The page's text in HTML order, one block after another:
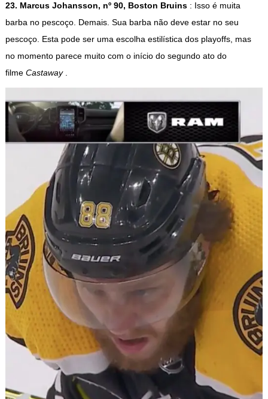
23. Marcus Johansson, nº 90, Boston Bruins: Isso é muita
barba no pescoço. Demais. Sua barba não deve estar no seu
pescoço. Esta pode ser uma escolha estilística dos playoffs, mas
no momento parece muito com o início do segundo ato do
filme Castaway.